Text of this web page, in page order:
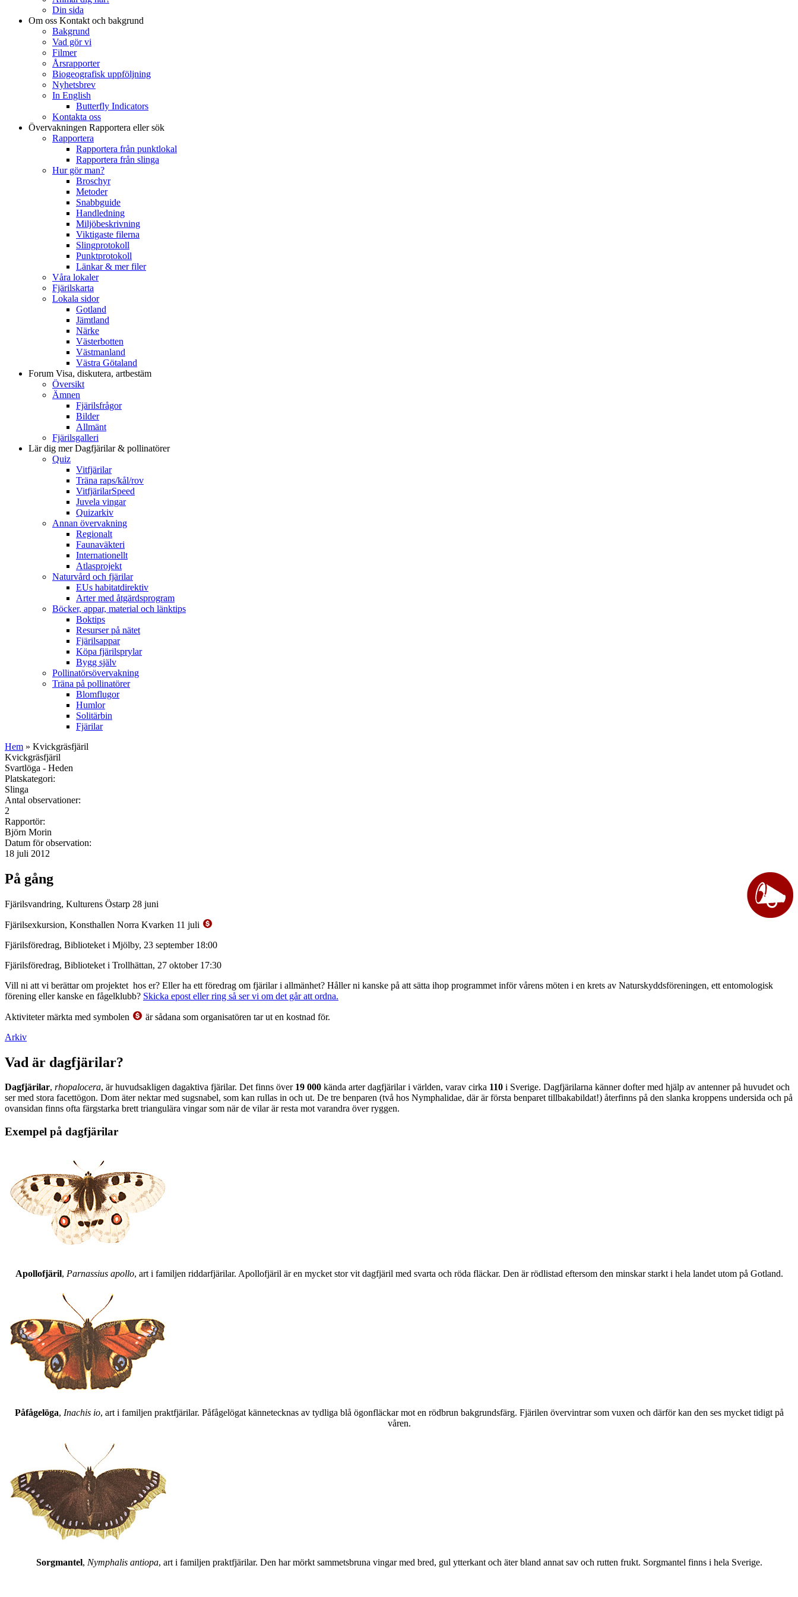
Din sida
Om oss Kontakt och bakgrund
Bakgrund
Vad gör vi
Filmer
Årsrapporter
Biogeografisk uppföljning
Nyhetsbrev
In English
Butterfly Indicators
Kontakta oss
Övervakningen Rapportera eller sök
Rapportera
Rapportera från punktlokal
Rapportera från slinga
Hur gör man?
Broschyr
Metoder
Snabbguide
Handledning
Miljöbeskrivning
Viktigaste filerna
Slingprotokoll
Punktprotokoll
Länkar & mer filer
Våra lokaler
Fjärilskarta
Lokala sidor
Gotland
Jämtland
Närke
Västerbotten
Västmanland
Västra Götaland
Forum Visa, diskutera, artbestäm
Översikt
Ämnen
Fjärilsfrågor
Bilder
Allmänt
Fjärilsgalleri
Lär dig merDagfjärilar & pollinatörer
Quiz
Vitfjärilar
Träna raps/kål/rov
VitfjärilarSpeed
Juvela vingar
Quizarkiv
Annan övervakning
Regionalt
Faunaväkteri
Internationellt
Atlasprojekt
Naturvård och fjärilar
EUs habitatdirektiv
Arter med åtgärdsprogram
Böcker, appar, material och länktips
Boktips
Resurser på nätet
Fjärilsappar
Köpa fjärilsprylar
Bygg själv
Pollinatörsövervakning
Träna på pollinatörer
Blomflugor
Humlor
Solitärbin
Fjärilar
Hem » Kvickgräsfjäril
Kvickgräsfjäril
Svartlöga - Heden
Platskategori:
Slinga
Antal observationer:
2
Rapportör:
Björn Morin
Datum för observation:
18 juli 2012
På gång
Fjärilsvandring, Kulturens Östarp 28 juni
Fjärilsexkursion, Konsthallen Norra Kvarken 11 juli
Fjärilsföredrag, Biblioteket i Mjölby, 23 september 18:00
Fjärilsföredrag, Biblioteket i Trollhättan, 27 oktober 17:30
Vill ni att vi berättar om projektet hos er? Eller ha ett föredrag om fjärilar i allmänhet? Håller ni kanske på att sätta ihop programmet inför vårens möten i en krets av Naturskyddsföreningen, ett entomologisk
förening eller kanske en fågelklubb? Skicka epost eller ring så ser vi om det går att ordna.
Aktiviteter märkta med symbolen
är sådana som organisatören tar ut en kostnad för.
Arkiv
Vad är dagfjärilar?
Dagfjärilar, rhopalocera, är huvudsakligen dagaktiva fjärilar. Det finns över 19 000 kända arter dagfjärilar i världen, varav cirka 110 i Sverige. Dagfjärilarna känner dofter med hjälp av antenner på huvudet och
ser med stora facettögon. Dom äter nektar med sugsnabel, som kan rullas in och ut. De tre benparen (två hos Nymphalidae, där är första benparet tillbakabildat!) återfinns på den slanka kroppens undersida och på
ovansidan finns ofta färgstarka brett triangulära vingar som när de vilar är resta mot varandra över ryggen.
Exempel på dagfjärilar
Apollofjäril, Parnassius apollo, art i familjen riddarfjärilar. Apollofjäril är en mycket stor vit dagfjäril med svarta och röda fläckar. Den är rödlistad eftersom den minskar starkt i hela landet utom på Gotland.
Påfågelöga, Inachis io, art i familjen praktfjärilar. Påfågelögat kännetecknas av tydliga blå ögonfläckar mot en rödbrun bakgrundsfärg. Fjärilen övervintrar som vuxen och därför kan den ses mycket tidigt på
våren.
Sorgmantel, Nymphalis antiopa, art i familjen praktfjärilar. Den har mörkt sammetsbruna vingar med bred, gul ytterkant och äter bland annat sav och rutten frukt. Sorgmantel finns i hela Sverige.